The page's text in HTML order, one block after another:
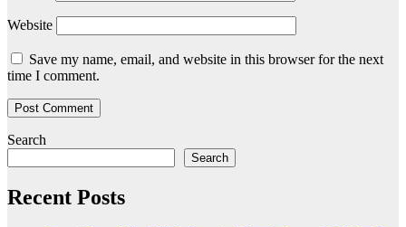
Website
Save my name, email, and website in this browser for the next
time I comment.
Search
Search
Recent Posts